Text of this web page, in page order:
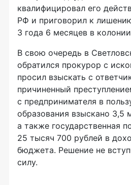
квалифицировал его
РФ и приговорил к
3 года 6 месяцев в
В свою очередь в
обратился прокурор с
просил взыскать с
причиненный
с предпринимателя в
образования взыскано 3,5
а также государственная
25 тысяч 700 рублей в
бюджета. Решение не
силу.